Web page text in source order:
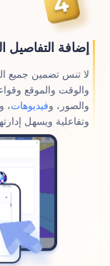
إضافة التفاصيل
لا تنس تضمين جميع
والوقت والموقع
والصور، وفيديوهات،
وتفاعلية ويسهل